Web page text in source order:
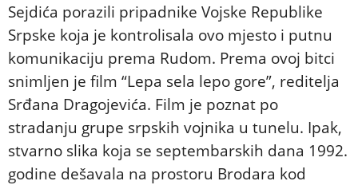
Sejdića porazili pripadnike Vojske Republike
Srpske koja je kontrolisala ovo mjesto i putnu
komunikaciju prema Rudom. Prema ovoj bitci
snimljen je film “Lepa sela lepo gore”, reditelja
Srđana Dragojevića. Film je poznat po
stradanju grupe srpskih vojnika u tunelu. Ipak,
stvarno slika koja se septembarskih dana 1992.
godine dešavala na prostoru Brodara kod